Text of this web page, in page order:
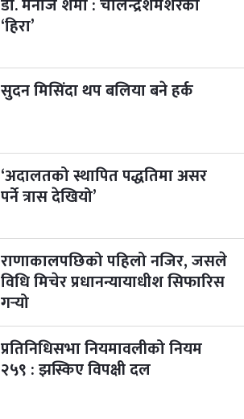
‘हिरा’
सुदन मिसिंदा थप बलिया बने हर्क
‘अदालतको स्थापित पद्धतिमा असर
पर्ने त्रास देखियो’
राणाकालपछिको पहिलो नजिर, जसले
विधि मिचेर प्रधानन्यायाधीश सिफारिस
गर्‍यो
प्रतिनिधिसभा नियमावलीको नियम
२५९ : झस्किए विपक्षी दल